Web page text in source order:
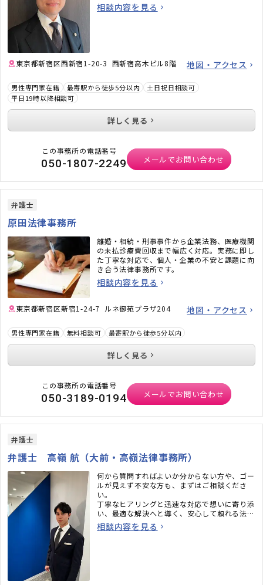
相談内容を見る
東京都新宿区西新宿1-20-3 西新宿高木ビル8階 地図・アクセス
男性専門家在籍 最寄駅から徒歩5分以内
土日祝日相談可
平日19時以降相談可
詳しく見る
この事務所の電話番号
050-1807-2249 メールでお問い合わせ
弁護士
原田法律事務所
離婚・相続・刑事事件から企業法務、医療機関
の未払診療費回収まで幅広く対応。実務に即し
た丁寧な対応で、個人・企業の不安と課題に向
き合う法律事務所です。
相談内容を見る
東京都新宿区新宿1-24-7 ルネ御苑プラザ204 地図・アクセス
男性専門家在籍 無料相談可 最寄駅から徒歩5分以内
詳しく見る
この事務所の電話番号
050-3189-0194 メールでお問い合わせ
弁護士
弁護士 高嶺 航（大前・高嶺法律事務所）
何から質問すればよいか分からない方や、ゴー
ルが見えず不安な方も、まずはご相談くださ
い。
丁寧なヒアリングと迅速な対応で想いに寄り添
い、最適な解決へと導く、安心して頼れる法律
事務所です。
相談内容を見る